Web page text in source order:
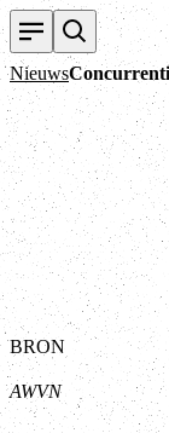
Nieuws
BRON
AWVN